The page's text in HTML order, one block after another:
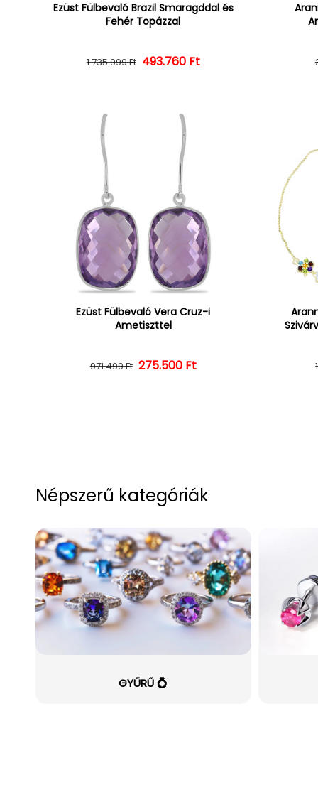
Ezüst Fülbevaló Brazil Smaragddal és
Fehér Topázzal
Normál ár
1.735.999 Ft Kedvezményes ár
493.760 Ft
Ezüst Fülbevaló Vera Cruz-i
Ametiszttel
Normál ár
971.499 Ft Kedvezményes ár
275.500 Ft
Népszerű kategóriák
GYŰRŰ 💍